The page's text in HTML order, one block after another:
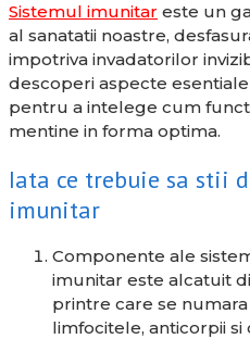
Sistemul imunitar este un
al sanatatii noastre,
impotriva invadatorilor
descoperi aspecte
pentru a intelege cum
mentine in forma optima.
Iata ce trebuie sa stii
imunitar
Componente ale
imunitar este alcatuit
printre care se
limfocitele, anticorpii